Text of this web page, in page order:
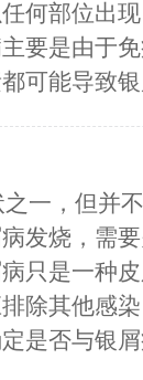
何部位出
要是由于
可能导致
一，但并
发烧，需
只是一种
除其他感
是否与银